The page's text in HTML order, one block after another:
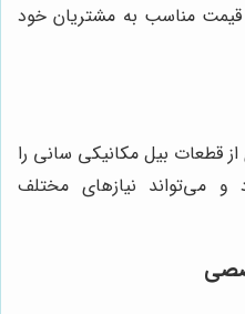
قیمت مناسب به مشتریان خود
قطعات بیل مکانیکی سانی را
و می‌تواند نیازهای مختلف